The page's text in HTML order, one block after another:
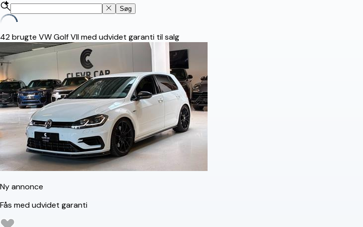
Søg
42brugte VW Golf VII med udvidet garanti til salg
Ny annonce
Fås med udvidet garanti